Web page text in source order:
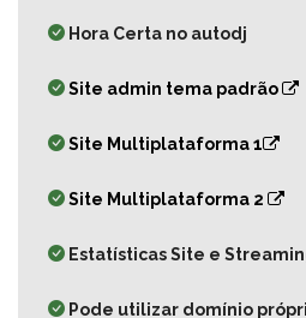
Hora Certa no autodj
Site admin tema padrão
Site Multiplataforma 1
Site Multiplataforma 2
Estatísticas Site e
Pode utilizar domínio